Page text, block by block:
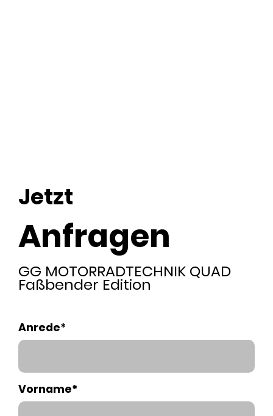
Jetzt
Anfragen
GG MOTORRADTECHNIK QUAD
Faßbender Edition
Anrede*
Vorname*